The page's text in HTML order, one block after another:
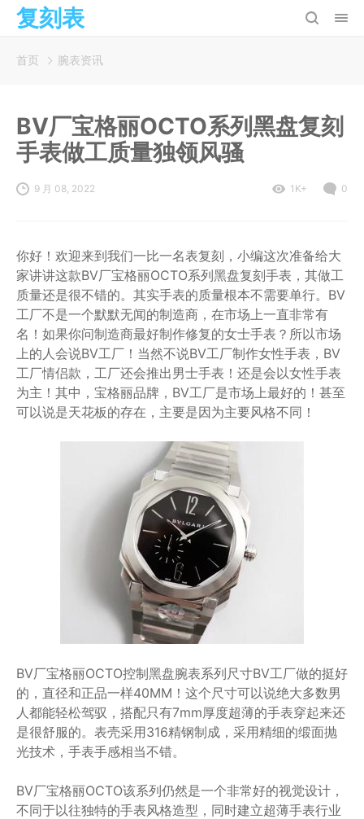
复刻表
首页 腕表资讯
BV厂宝格丽OCTO系列黑盘复刻
手表做工质量独领风骚
9 月 08, 2022 1K+ 0
你好！欢迎来到我们一比一名表复刻，小编这次准备给大
家讲讲这款BV厂宝格丽OCTO系列黑盘复刻手表，其做工
质量还是很不错的。其实手表的质量根本不需要单行。BV
工厂不是一个默默无闻的制造商，在市场上一直非常有
名！如果你问制造商最好制作修复的女士手表？所以市场
上的人会说BV工厂！当然不说BV工厂制作女性手表，BV
工厂情侣款，工厂还会推出男士手表！还是会以女性手表
为主！其中，宝格丽品牌，BV工厂是市场上最好的！甚至
可以说是天花板的存在，主要是因为主要风格不同！
BV厂宝格丽OCTO控制黑盘腕表系列尺寸BV工厂做的挺好
的，直径和正品一样40MM！这个尺寸可以说绝大多数男
人都能轻松驾驭，搭配只有7mm厚度超薄的手表穿起来还
是很舒服的。表壳采用316精钢制成，采用精细的缎面抛
光技术，手表手感相当不错。
BV厂宝格丽OCTO该系列仍然是一个非常好的视觉设计，
不同于以往独特的手表风格造型，同时建立超薄手表行业